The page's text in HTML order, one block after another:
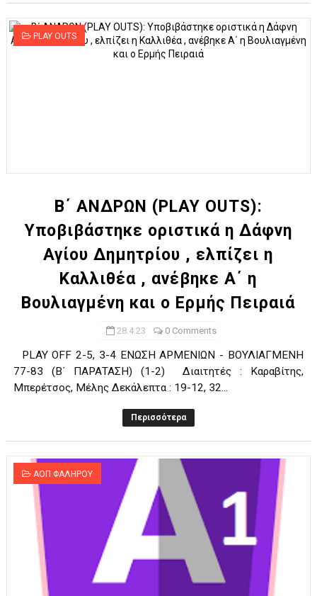
PLAY OUTS
Β΄ ΑΝΔΡΩΝ (PLAY OUTS):
Υποβιβάστηκε οριστικά η Δάφνη
Αγίου Δημητρίου , ελπίζει η
Καλλιθέα , ανέβηκε Α΄ η
Βουλιαγμένη και ο Ερμής Πειραιά
28.4.23 0 Comments
PLAY OFF 2-5, 3-4 ΕΝΩΣΗ ΑΡΜΕΝΙΩΝ - ΒΟΥΛΙΑΓΜΕΝΗ
77-83 (Β΄ ΠΑΡΑΤΑΣΗ) (1-2) Διαιτητές : Καραβίτης,
Μπερέτσος, Μέλης Δεκάλεπτα : 19-12, 32...
Περισσότερα
ΑΟΠ ΦΑΛΗΡΟΥ